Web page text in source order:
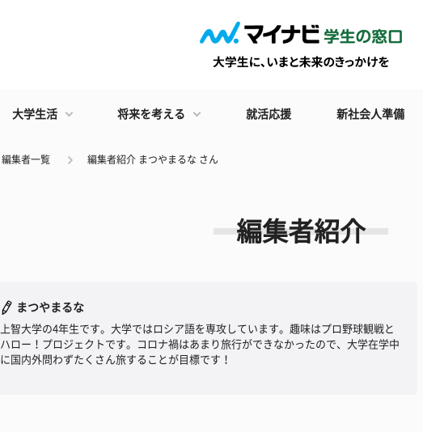
大学生活 将来を考える 就活応援 新社会人準備
編集者一覧 編集者紹介 まつやまるな さん
編集者紹介
まつやまるな
上智大学の4年生です。大学ではロシア語を専攻しています。趣味はプロ野球観戦と
ハロー！プロジェクトです。コロナ禍はあまり旅行ができなかったので、大学在学中
に国内外問わずたくさん旅することが目標です！